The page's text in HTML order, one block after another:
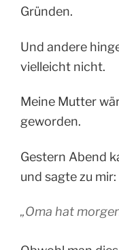
Gründen.
Und andere
vielleicht nicht.
Meine Mutter
geworden.
Gestern Abend
und sagte zu mir:
„Oma hat